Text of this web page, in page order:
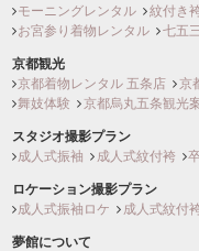
モーニングレンタル
紋付き
お宮参り着物レンタル
七五
京都観光
京都着物レンタル 五条店
京
舞妓体験
京都烏丸五条観光
スタジオ撮影プラン
成人式振袖
成人式紋付袴
ロケーション撮影プラン
成人式振袖ロケ
成人式紋付
夢館について